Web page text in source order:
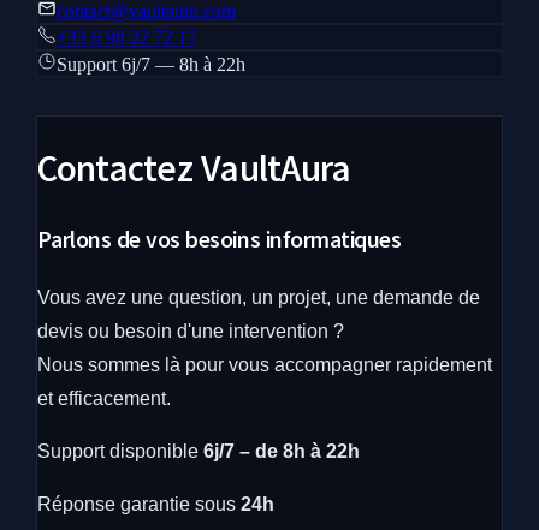
contact@vaultaura.com
+33 6 98 22 72 17
Support 6j/7 — 8h à 22h
Contactez VaultAura
Parlons de vos besoins informatiques
Vous avez une question, un projet, une demande de
devis ou besoin d'une intervention ?
Nous sommes là pour vous accompagner rapidement
et efficacement.
Support disponible 6j/7 – de 8h à 22h
Réponse garantie sous 24h